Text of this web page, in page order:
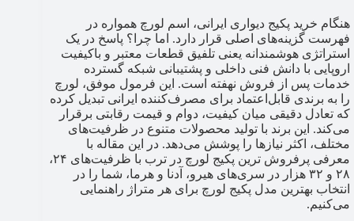
هنگام خرید پکیج دیواری ایرانی، اسم لورچ همواره در
فهرست گزینه‌های اصلی قرار دارد. اما چرا؟ پاسخ در یک
استراتژی هوشمندانه یعنی تلفیق قطعات معتبر و باکیفیت
اروپایی با دانش فنی داخلی و پشتیبانی شبکه گسترده
خدمات پس از فروش نهفته است. این فرمول موفق، لورچ
را به برندی قابل‌اعتماد برای مصرف‌کننده ایرانی تبدیل کرده
که تعادل دقیقی میان کیفیت، دوام و قیمت رقابتی برقرار
می‌کند. این برند با تولید محصولات متنوع در ظرفیت‌های
مختلف، اکثر نیازها را پوشش می‌دهد. در این مقاله با
معرفی پرفروش ترین پکیج لورچ​ در ترب با ظرفیت‌های ۲۴،
۲۸ و ۳۲ هزار در سری‌های هیرو، آدنا و هرما، شما را در
انتخاب بهترین مدل پکیج لورچ برای هر متراژ راهنمایی
می‌کنیم.